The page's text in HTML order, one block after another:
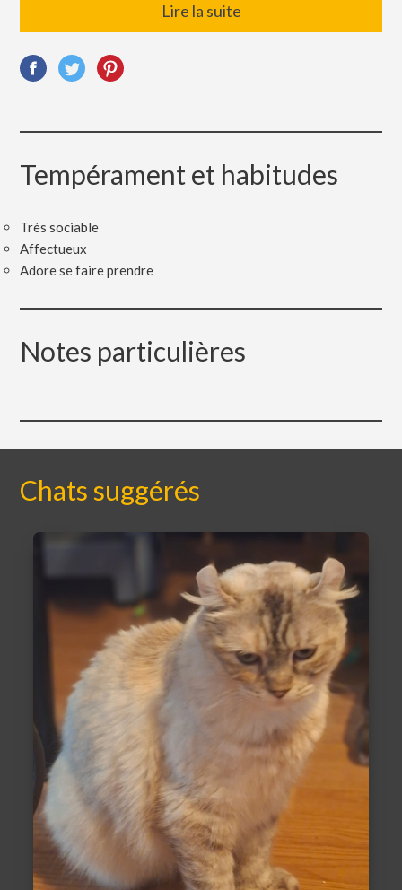
Lire la suite
Tempérament et habitudes
Très sociable
Affectueux
Adore se faire prendre
Notes particulières
Chats suggérés